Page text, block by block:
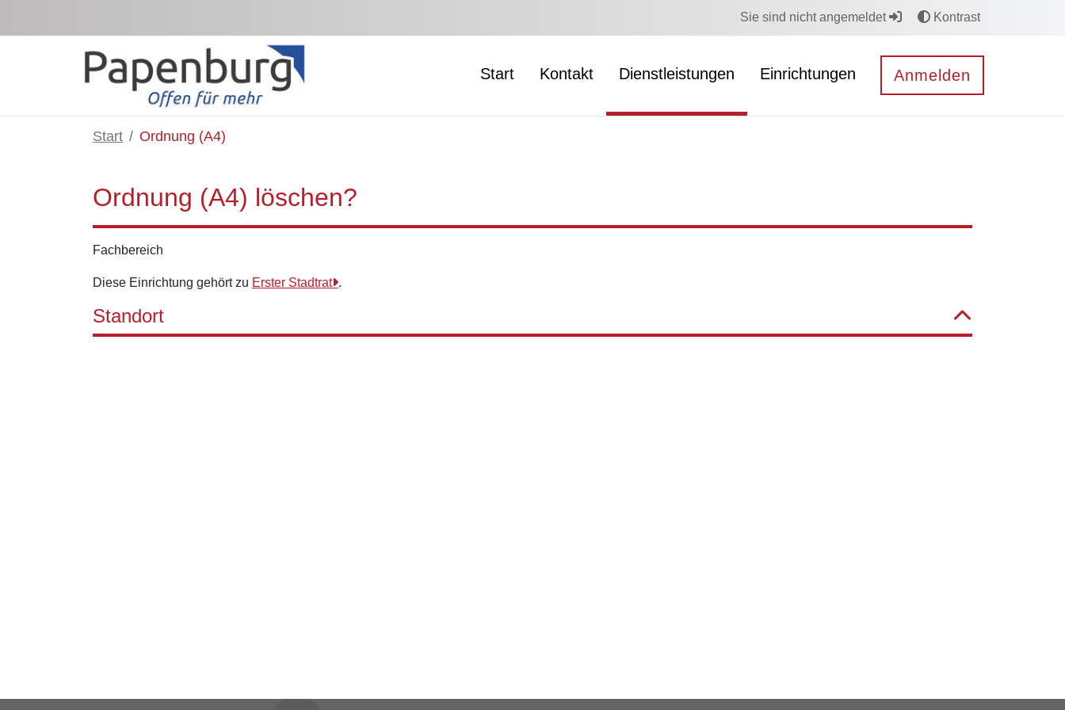
Sie sind nicht angemeldet Kontrast
Start Kontakt Dienstleistungen Einrichtungen Anmelden
Start Ordnung (A4)
Ordnung (A4) löschen?
Fachbereich
Diese Einrichtung gehört zu Erster Stadtrat .
Standort